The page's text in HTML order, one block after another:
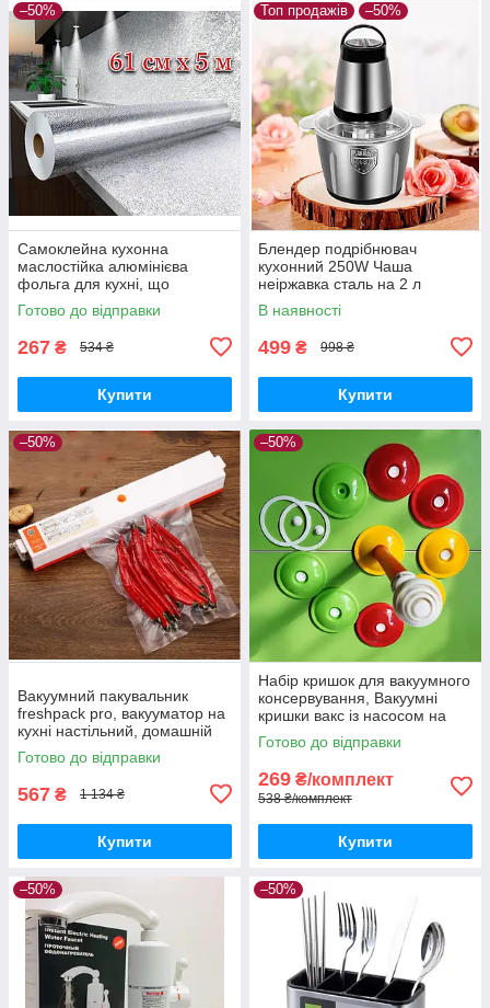
–50%
Самоклейна кухонна
маслостійка алюмінієва
фольга для кухні, що
клеїться плівка для
обклеювання кухні
Готово до відправки
267 ₴ 534 ₴
Купити
Топ продажів –50%
Блендер подрібнювач
кухонний 250W Чаша
неіржавка сталь на 2 л
Подвійне лезо Чопер
Електричний блендер для
В наявності
499 ₴ 998 ₴
Купити
–50%
Вакуумний пакувальник
freshpack pro, вакууматор на
кухні настільний, домашній
вакууматор для продуктів,
для дому
Готово до відправки
567 ₴ 1 134 ₴
Купити
–50%
Набір кришок для вакуумного
консервування, Вакуумні
кришки вакс із насосом на
скляні банки
Готово до відправки
269 ₴/комплект
538 ₴/комплект
Купити
–50% –50%